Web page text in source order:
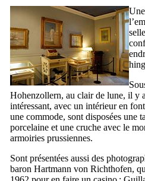
Hohenzollern, au clair de lune, il y
intéressant, avec un intérieur en
une commode, sont disposées une
porcelaine et une cruche avec le
armoiries prussiennes.
Sont présentées aussi des
baron Hartmann von Richthofen,